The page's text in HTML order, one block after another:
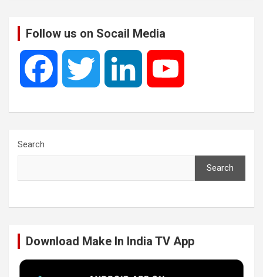
Follow us on Socail Media
e t k T
Search
Search
Download Make In India TV App